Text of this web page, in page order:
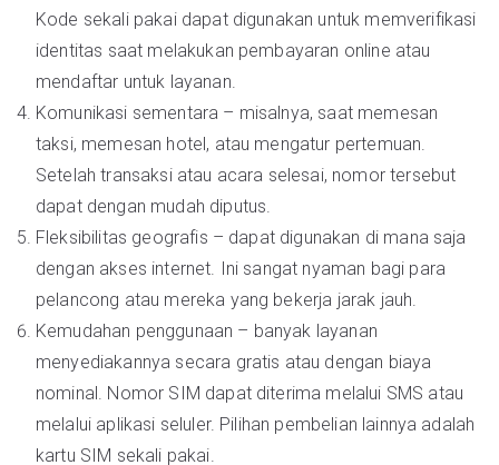
Kode sekali pakai dapat digunakan untuk memverifikasi
identitas saat melakukan pembayaran online atau
mendaftar untuk layanan.
Komunikasi sementara – misalnya, saat memesan
taksi, memesan hotel, atau mengatur pertemuan.
Setelah transaksi atau acara selesai, nomor tersebut
dapat dengan mudah diputus.
Fleksibilitas geografis – dapat digunakan di mana saja
dengan akses internet. Ini sangat nyaman bagi para
pelancong atau mereka yang bekerja jarak jauh.
Kemudahan penggunaan – banyak layanan
menyediakannya secara gratis atau dengan biaya
nominal. Nomor SIM dapat diterima melalui SMS atau
melalui aplikasi seluler. Pilihan pembelian lainnya adalah
kartu SIM sekali pakai.